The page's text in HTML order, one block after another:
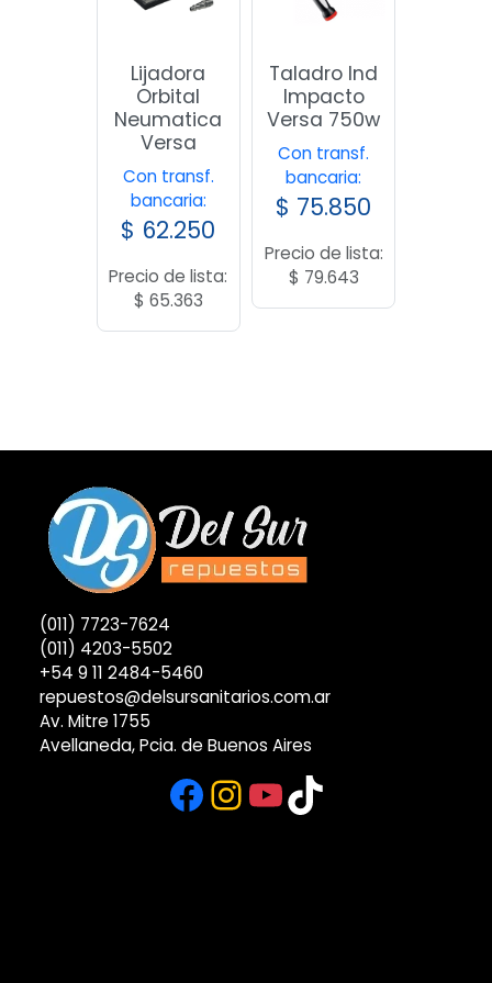
Lijadora
Orbital
Neumatica
Versa
Con transf.
bancaria:
$ 62.250
Precio de lista:
$ 65.363
Taladro Ind
Impacto
Versa 750w
Con transf.
bancaria:
$ 75.850
Precio de lista:
$ 79.643
(011) 7723-7624
(011) 4203-5502
+54 9 11 2484-5460
repuestos@delsursanitarios.com.ar
Av. Mitre 1755
Avellaneda, Pcia. de Buenos Aires
Facebook
Instagram
YouTube
TikTok